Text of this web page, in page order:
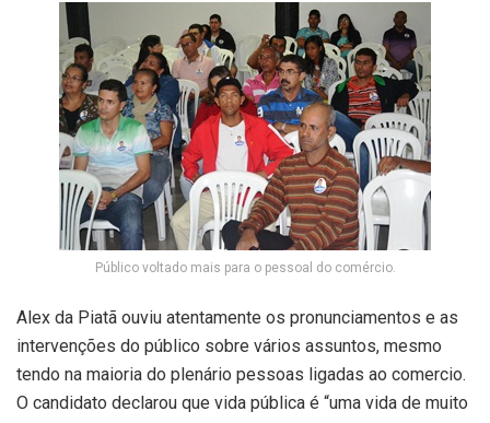
Público voltado mais para o pessoal do comércio.
Alex da Piatã ouviu atentamente os pronunciamentos e as
intervenções do público sobre vários assuntos, mesmo
tendo na maioria do plenário pessoas ligadas ao comercio.
O candidato declarou que vida pública é “uma vida de muito